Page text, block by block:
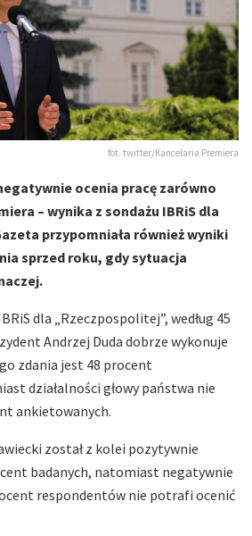
fot. twitter/Kancelaria Premiera
ocenia pracę zarówno
– wynika z sondażu IBRiS dla
przypomniała również wyniki
sprzed roku, gdy sytuacja
dla „Rzeczpospolitej”, według 45
Andrzej Duda dobrze wykonuje
zdania jest 48 procent
działalności głowy państwa nie
ankietowanych.
został z kolei pozytywnie
badanych, natomiast negatywnie
respondentów nie potrafi ocenić